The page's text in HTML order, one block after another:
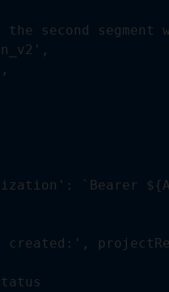
the second segment
`Bearer
created:',